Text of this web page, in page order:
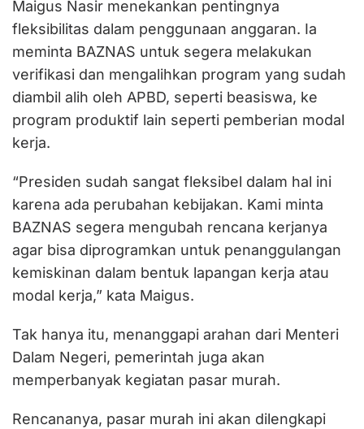
Maigus Nasir menekankan pentingnya
fleksibilitas dalam penggunaan anggaran. Ia
meminta BAZNAS untuk segera melakukan
verifikasi dan mengalihkan program yang sudah
diambil alih oleh APBD, seperti beasiswa, ke
program produktif lain seperti pemberian modal
kerja.
“Presiden sudah sangat fleksibel dalam hal ini
karena ada perubahan kebijakan. Kami minta
BAZNAS segera mengubah rencana kerjanya
agar bisa diprogramkan untuk penanggulangan
kemiskinan dalam bentuk lapangan kerja atau
modal kerja,” kata Maigus.
Tak hanya itu, menanggapi arahan dari Menteri
Dalam Negeri, pemerintah juga akan
memperbanyak kegiatan pasar murah.
Rencananya, pasar murah ini akan dilengkapi